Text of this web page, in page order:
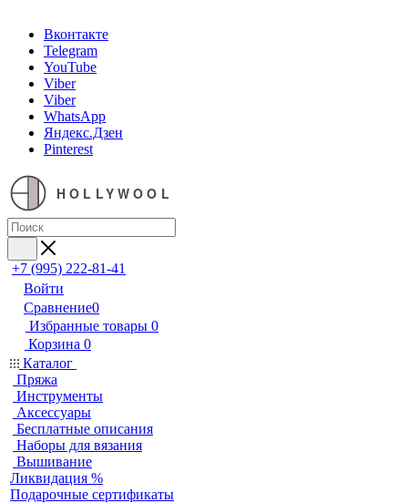
Вконтакте
Telegram
YouTube
Viber
Viber
WhatsApp
Яндекс.Дзен
Pinterest
HOLLYWOOL
+7 (995) 222-81-41
Войти
Сравнение0
Избранные товары 0
Корзина 0
Каталог
Пряжа
Инструменты
Аксессуары
Бесплатные описания
Наборы для вязания
Вышивание
Ликвидация %
Подарочные сертификаты